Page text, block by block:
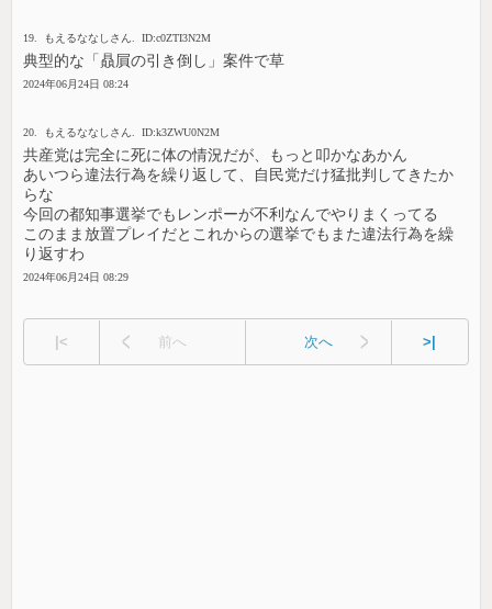
19. もえるななしさん. ID:c0ZTI3N2M
典型的な「贔屓の引き倒し」案件で草
2024年06月24日 08:24
20. もえるななしさん. ID:k3ZWU0N2M
共産党は完全に死に体の情況だが、もっと叩かなあかん
あいつら違法行為を繰り返して、自民党だけ猛批判してきたか
らな
今回の都知事選挙でもレンポーが不利なんでやりまくってる
このまま放置プレイだとこれからの選挙でもまた違法行為を繰
り返すわ
2024年06月24日 08:29
|< 前へ 次へ >|